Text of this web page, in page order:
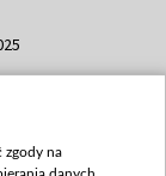
350
zgody na